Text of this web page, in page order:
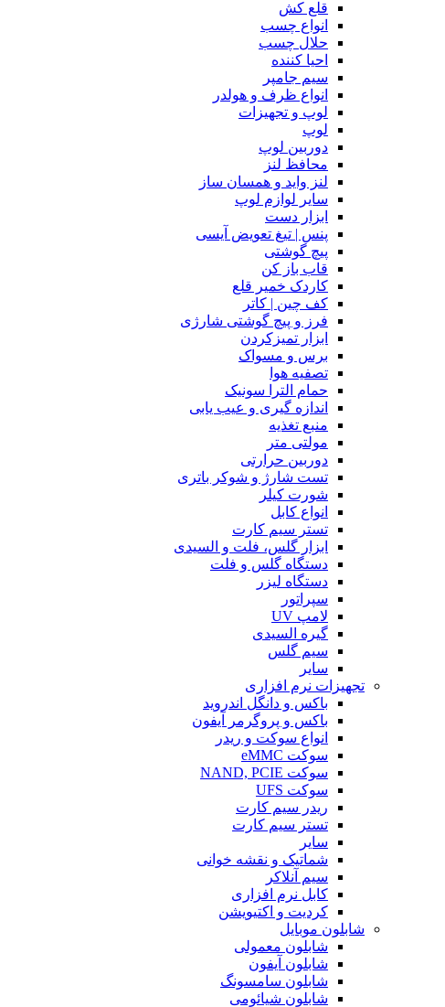
قلع کش
انواع چسب
حلال چسب
احیا کننده
سیم جامپر
انواع ظرف و هولدر
لوپ و تجهیزات
لوپ
دوربین لوپ
محافظ لنز
لنز واید و همسان ساز
سایر لوازم لوپ
ابزار دست
پنس | تیغ تعویض آیسی
پیچ گوشتی
قاب باز کن
کاردک خمیر قلع
کف چین | کاتر
فرز و پیچ گوشتی شارژی
ابزار تمیزکردن
برس و مسواک
تصفیه هوا
حمام الترا سونیک
اندازه گیری و عیب یابی
منبع تغذیه
مولتی متر
دوربین حرارتی
تست شارژ و شوکر باتری
شورت کیلر
انواع کابل
تستر سیم کارت
ابزار گلس، فلت و السیدی
دستگاه گلس و فلت
دستگاه لیزر
سپراتور
لامپ UV
گیره السیدی
سیم گلس
سایر
تجهیزات نرم افزاری
باکس و دانگل اندروید
باکس و پروگرمر آیفون
انواع سوکت و ریدر
سوکت eMMC
سوکت NAND, PCIE
سوکت UFS
ریدر سیم کارت
تستر سیم کارت
سایر
شماتیک و نقشه خوانی
سیم آنلاکر
کابل نرم افزاری
کردیت و اکتیویشن
شابلون موبایل
شابلون معمولی
شابلون آیفون
شابلون سامسونگ
شابلون شیائومی